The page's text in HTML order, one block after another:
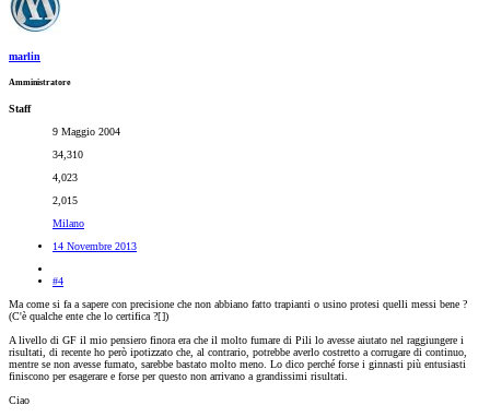
marlin
Amministratore
Staff
9 Maggio 2004
34,310
4,023
2,015
Milano
14 Novembre 2013
#4
Ma come si fa a sapere con precisione che non abbiano fatto trapianti o usino protesi quelli messi bene ?
(C'è qualche ente che lo certifica ?[])
A livello di GF il mio pensiero finora era che il molto fumare di Pili lo avesse aiutato nel raggiungere i
risultati, di recente ho però ipotizzato che, al contrario, potrebbe averlo costretto a corrugare di continuo,
mentre se non avesse fumato, sarebbe bastato molto meno. Lo dico perché forse i ginnasti più entusiasti
finiscono per esagerare e forse per questo non arrivano a grandissimi risultati.
Ciao